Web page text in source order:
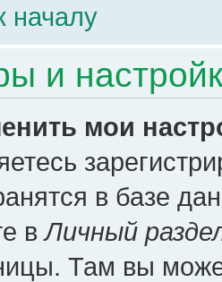
началу
и
мои
в базе
вЛичный
Там вы